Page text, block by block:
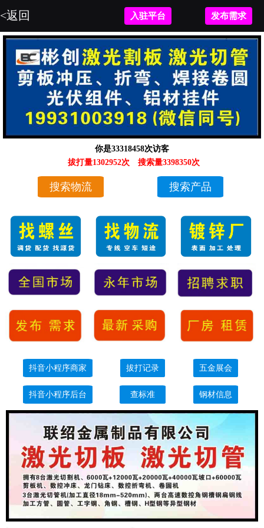
<返回 入驻平台 发布需求
你是33318458次访客
拔打量1302952次
搜索量3398350次
搜索物流 搜索产品
抖音小程序商家 拔打记录 五金展会
抖音小程序后台 查标准 钢材信息